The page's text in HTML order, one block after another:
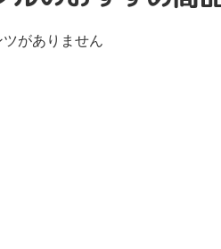
がありません